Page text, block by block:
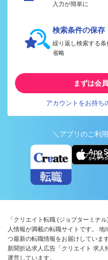
入力が簡単に
検索条件の保存
繰り返し検索する
省略
まずは会
アカウントをお持ち
＼アプリのご利
アプリ版
「クリエイト転職 (ジョブターミナ
人情報が満載の転職サイトです。
つ最新の転職情報をお届けしています
新聞折込求人広告「クリエイト 求
運営しています。